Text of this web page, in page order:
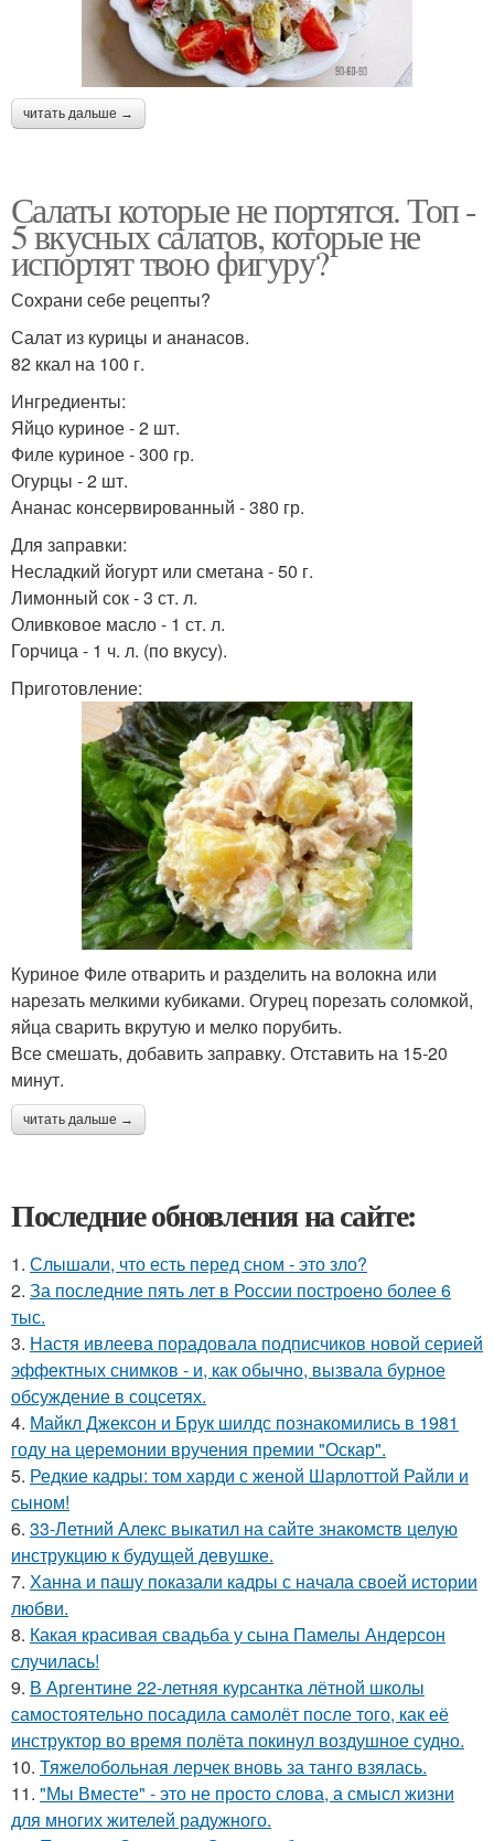
читать дальше →
Салаты которые не портятся. Топ -
5 вкусных салатов, которые не
испортят твою фигуру?
Сохрани себе рецепты?
Салат из курицы и ананасов.
82 ккал на 100 г.
Ингредиенты:
Яйцо куриное - 2 шт.
Филе куриное - 300 гр.
Огурцы - 2 шт.
Ананас консервированный - 380 гр.
Для заправки:
Несладкий йогурт или сметана - 50 г.
Лимонный сок - 3 ст. л.
Оливковое масло - 1 ст. л.
Горчица - 1 ч. л. (по вкусу).
Приготовление:
Куриное Филе отварить и разделить на волокна или
нарезать мелкими кубиками. Огурец порезать соломкой,
яйца сварить вкрутую и мелко порубить.
Все смешать, добавить заправку. Отставить на 15-20
минут.
читать дальше →
Последние обновления на сайте:
1. Слышали, что есть перед сном - это зло?
2. За последние пять лет в России построено более 6
тыс.
3. Настя ивлеева порадовала подписчиков новой серией
эффектных снимков - и, как обычно, вызвала бурное
обсуждение в соцсетях.
4. Майкл Джексон и Брук шилдс познакомились в 1981
году на церемонии вручения премии "Оскар".
5. Редкие кадры: том харди с женой Шарлоттой Райли и
сыном!
6. 33-Летний Алекс выкатил на сайте знакомств целую
инструкцию к будущей девушке.
7. Ханна и пашу показали кадры с начала своей истории
любви.
8. Какая красивая свадьба у сына Памелы Андерсон
случилась!
9. В Аргентине 22-летняя курсантка лётной школы
самостоятельно посадила самолёт после того, как её
инструктор во время полёта покинул воздушное судно.
10. Тяжелобольная лерчек вновь за танго взялась.
11. "Мы Вместе" - это не просто слова, а смысл жизни
для многих жителей радужного.